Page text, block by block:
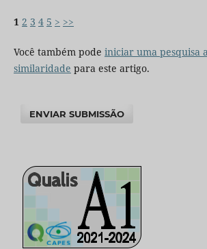
1 2 3 4 5 > >>
Você também pode iniciar uma pesquisa
similaridade para este artigo.
ENVIAR SUBMISSÃO